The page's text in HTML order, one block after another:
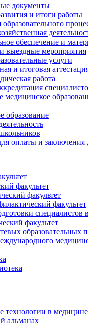
документы
и итоги работы
обеспечение и
выездные мероприятия
услуги
и итоговая
работа
медицинское
образование
оплаты и заключения
факультет
факультет
факультет
факультет
образовательных
технологии в медицине
альманах